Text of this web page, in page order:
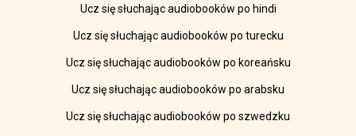
Ucz się słuchając audiobooków po hindi
Ucz się słuchając audiobooków po turecku
Ucz się słuchając audiobooków po koreańsku
Ucz się słuchając audiobooków po arabsku
Ucz się słuchając audiobooków po szwedzku